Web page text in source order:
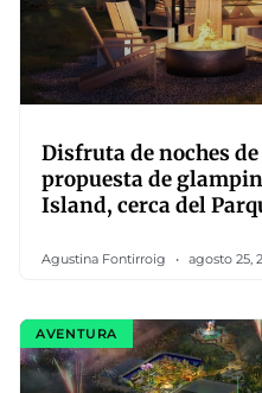
Disfruta de noches
propuesta de
Island, cerca del
Agustina Fontirroig agosto 25,
AVENTURA